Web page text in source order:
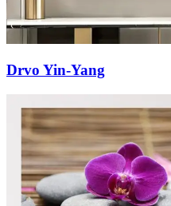
Drvo Yin-Yang